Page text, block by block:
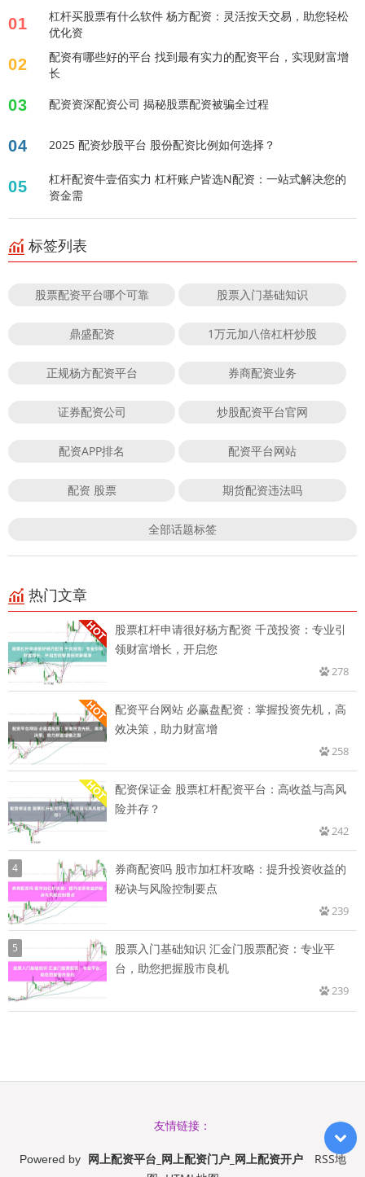
01
杠杆买股票有什么软件 杨方配资：灵活按天交易，助您轻松
优化资
02
配资有哪些好的平台 找到最有实力的配资平台，实现财富增
长
03 配资资深配资公司 揭秘股票配资被骗全过程
04 2025 配资炒股平台 股份配资比例如何选择？
05
杠杆配资牛壹佰实力 杠杆账户皆选N配资：一站式解决您的
资金需
标签列表
股票配资平台哪个可靠 股票入门基础知识
鼎盛配资 1万元加八倍杠杆炒股
正规杨方配资平台 券商配资业务
证券配资公司 炒股配资平台官网
配资APP排名 配资平台网站
配资 股票 期货配资违法吗
全部话题标签
热门文章
股票杠杆申请很好杨方配资 千茂投资：专业引
领财富增长，开启您
278
配资平台网站 必赢盘配资：掌握投资先机，高
效决策，助力财富增
258
配资保证金 股票杠杆配资平台：高收益与高风
险并存？
242
4
券商配资吗 股市加杠杆攻略：提升投资收益的
秘诀与风险控制要点
239
5
股票入门基础知识 汇金门股票配资：专业平
台，助您把握股市良机
239
友情链接：
Powered by 网上配资平台_网上配资门户_网上配资开户
RSS地